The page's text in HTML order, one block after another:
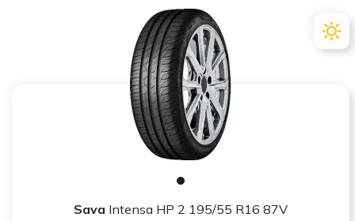
Sava Intensa HP 2 195/55 R16 87V